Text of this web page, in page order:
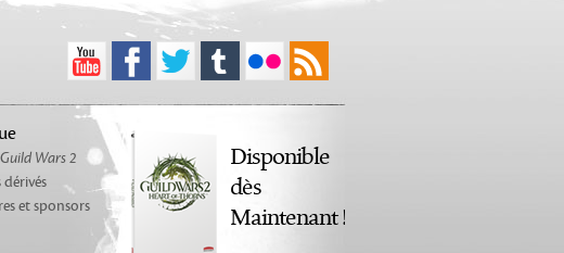
Guild Wars 2
et sponsors
Disponible
dès
Maintenant !